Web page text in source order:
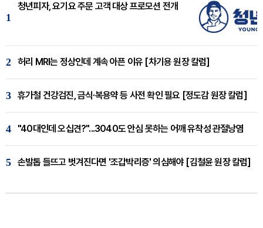
1
청년피자, 요기요 주문 고객 대상 프로모션 전개
2 허리 MRI는 정상인데 계속 아픈 이유 [차기용 원장 칼럼]
3 휴가철 건강검진, 금식·복용약 등 사전 확인 필요 [정도감 원장 칼럼]
4 "40대인데 오십견?"...3040도 안심 못하는 어깨 유착성 관절낭염
5 손발톱 들뜨고 벗겨진다면 '조갑박리증' 의심해야 [김철윤 원장 칼럼]